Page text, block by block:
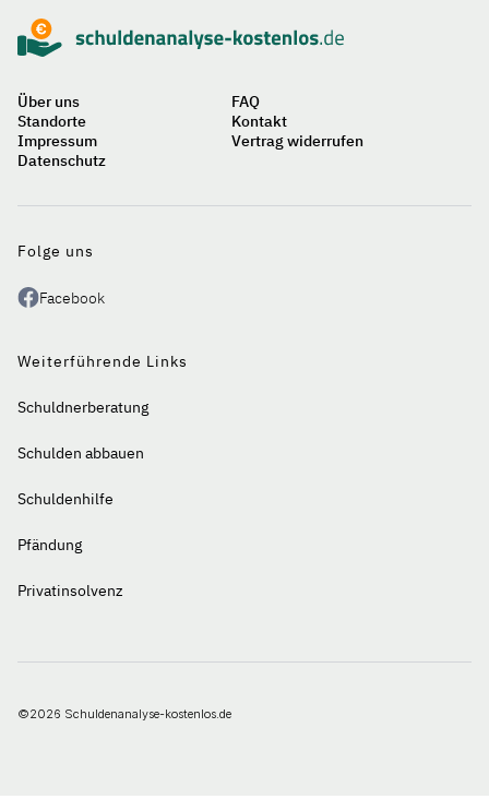
Über uns
FAQ
Standorte
Kontakt
Impressum
Vertrag widerrufen
Datenschutz
Folge uns
Facebook
Weiterführende Links
Schuldnerberatung
Schulden abbauen
Schuldenhilfe
Pfändung
Privatinsolvenz
©2026 Schuldenanalyse-kostenlos.de